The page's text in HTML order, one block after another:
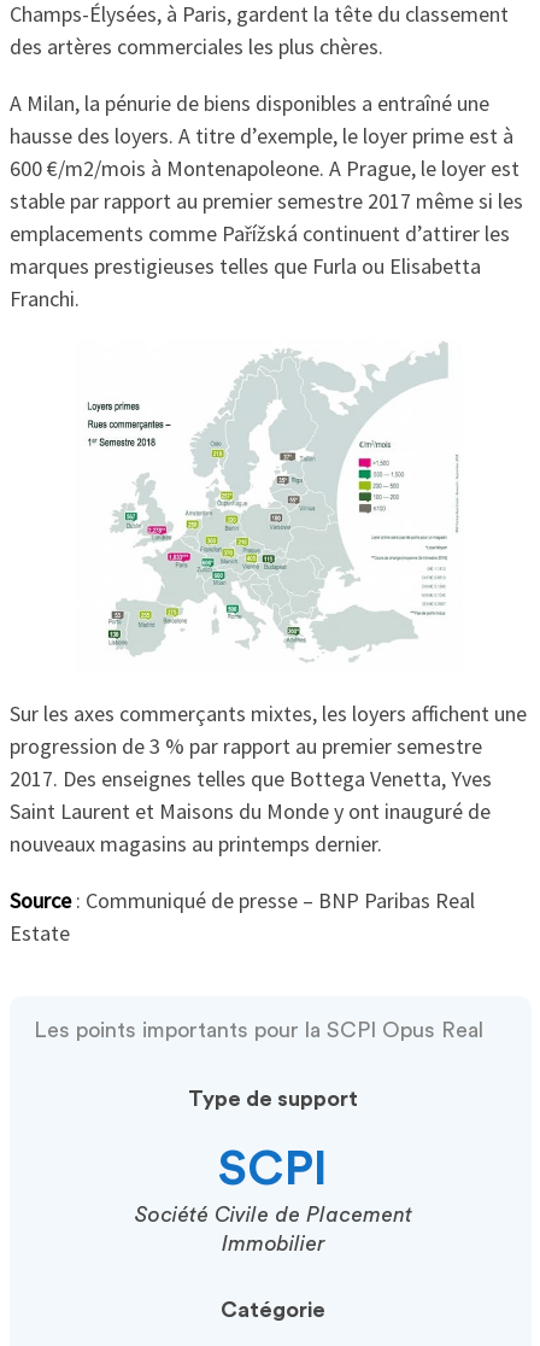
Champs-Élysées, à Paris, gardent la tête du classement
des artères commerciales les plus chères.
A Milan, la pénurie de biens disponibles a entraîné une
hausse des loyers. A titre d’exemple, le loyer prime est à
600 €/m2/mois à Montenapoleone. A Prague, le loyer est
stable par rapport au premier semestre 2017 même si les
emplacements comme Pařížská continuent d’attirer les
marques prestigieuses telles que Furla ou Elisabetta
Franchi.
Sur les axes commerçants mixtes, les loyers affichent une
progression de 3 % par rapport au premier semestre
2017. Des enseignes telles que Bottega Venetta, Yves
Saint Laurent et Maisons du Monde y ont inauguré de
nouveaux magasins au printemps dernier.
Source: Communiqué de presse – BNP Paribas Real
Estate
Les points importants pour la SCPI Opus Real
Type de support
SCPI
Société Civile de Placement
Immobilier
Catégorie